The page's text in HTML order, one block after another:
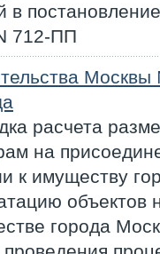
в
712-ПП
расчета
на
к имуществу
города